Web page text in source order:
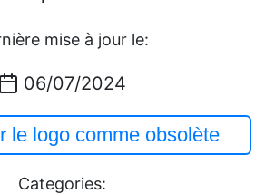
mise à jour le:
06/07/2024
le logo comme obsolète
Categories: